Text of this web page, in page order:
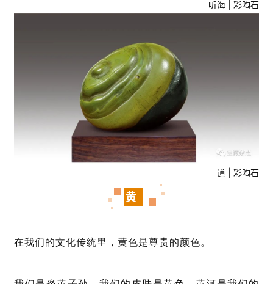
听海 | 彩陶石
道 | 彩陶石
黄
在我们的文化传统里，黄色是尊贵的颜色。